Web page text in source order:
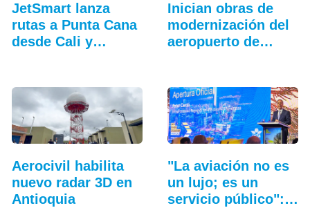
JetSmart lanza
rutas a Punta Cana
desde Cali y
Inician obras de
modernización del
aeropuerto de…
Aerocivil habilita
nuevo radar 3D en
Antioquia
"La aviación no es
un lujo; es un
servicio público":…